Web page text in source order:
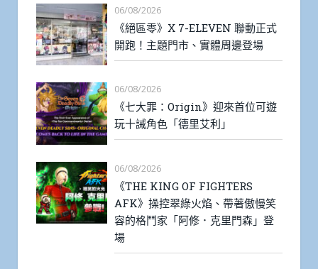
06/08/2026
《絕區零》X 7-ELEVEN 聯動正式
開跑！主題門市、實體周邊登場
06/08/2026
《七大罪：Origin》迎來首位可遊
玩十誡角色「德里艾利」
06/08/2026
《THE KING OF FIGHTERS
AFK》操控翠綠火焰、帶著傲慢笑
容的格鬥家「阿修．克里門森」登
場